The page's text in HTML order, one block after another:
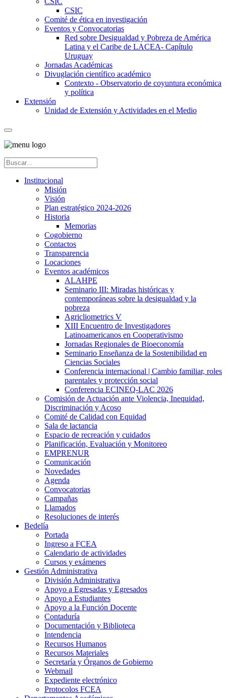
CSIC
Comité de ética en investigación
Eventos y Convocatorias
Red sobre Desigualdad y Pobreza de América
Latina y el Caribe de LACEA- Capítulo
Uruguay
Jornadas Académicas
Divuglación científico académico
Contexto - Observatorio de coyuntura económica
y política
Extensión
Unidad de Extensión y Actividades en el Medio
Institucional
Misión
Visión
Plan estratégico 2024-2026
Historia
Memorias
Cogobierno
Contactos
Transparencia
Locaciones
Eventos académicos
ALAHPE
Seminario III: Miradas históricas y
contemporáneas sobre la desigualdad y la
pobreza
Agricliometrics V
XIII Encuentro de Investigadores
Latinoamericanos en Cooperativismo
Jornadas Regionales de Bioeconomía
Seminario Enseñanza de la Sostenibilidad en
Ciencias Sociales
Conferencia internacional | Cambio familiar, roles
parentales y protección social
Conferencia ECINEQ-LAC 2026
Comisión de Actuación ante Violencia, Inequidad,
Discriminación y Acoso
Comité de Calidad con Equidad
Sala de lactancia
Espacio de recreación y cuidados
Planificación, Evaluación y Monitoreo
EMPRENUR
Comunicación
Novedades
Agenda
Convocatorias
Campañas
Llamados
Resoluciones de interés
Bedelía
Portada
Ingreso a FCEA
Calendario de actividades
Cursos y exámenes
Gestión Administrativa
División Administrativa
Apoyo a Egresadas y Egresados
Apoyo a Estudiantes
Apoyo a la Función Docente
Contaduría
Documentación y Biblioteca
Intendencia
Recursos Humanos
Recursos Materiales
Secretaría y Órganos de Gobierno
Webmail
Expediente electrónico
Protocolos FCEA